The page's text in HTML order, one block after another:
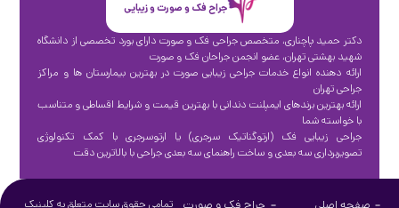
تمامی حقوق سایت متعلق به کلینیک
جراح فک و صورت و زیبایی
دکتر حمید پاچناری، متخصص جراحی فک و صورت دارای بورد تخصصی از دانشگاه
شهید بهشتی تهران، عضو انجمن جراحان فک و صورت
ارائه دهنده انواع خدمات جراحی زیبایی صورت در بهترین بیمارستان ها و مراکز
جراحی تهران
ارائه بهترین برندهای ایمپلنت دندانی با بهترین قیمت و شرایط اقساطی و متناسب
با خواسته شما
جراحی زیبایی فک (ارتوگناتیک سرجری) یا ارتوسرجری با کمک تکنولوژی
تصویربرداری سه بعدی و ساخت راهنمای سه بعدی جراحی با بالاترین دقت